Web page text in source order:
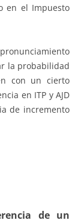
en el Impuesto
la probabilidad
con un cierto
en ITP y AJD
de incremento
de un